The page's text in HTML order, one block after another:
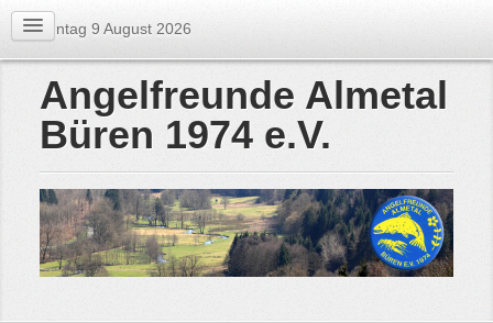
Sonntag 9 August 2026
Angelfreunde Almetal
Büren 1974 e.V.